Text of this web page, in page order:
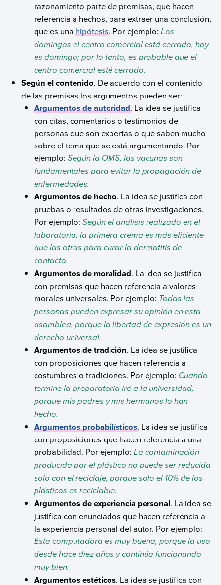
razonamiento parte de premisas, que hacen
referencia a hechos, para extraer una conclusión,
que es unahipótesis. Por ejemplo: Los
domingos el centro comercial está cerrado, hoy
es domingo; por lo tanto, es probable que el
centro comercial esté cerrado.
Según el contenido. De acuerdo con el contenido
de las premisas los argumentos pueden ser:
Argumentos de autoridad. La idea se justifica
con citas, comentarios o testimonios de
personas que son expertas o que saben mucho
sobre el tema que se está argumentando. Por
ejemplo: Según la OMS, las vacunas son
fundamentales para evitar la propagación de
enfermedades.
Argumentos de hecho. La idea se justifica con
pruebas o resultados de otras investigaciones.
Por ejemplo: Según el análisis realizado en el
laboratorio, la primera crema es más eficiente
que las otras para curar la dermatitis de
contacto.
Argumentos de moralidad. La idea se justifica
con premisas que hacen referencia a valores
morales universales. Por ejemplo: Todas las
personas pueden expresar su opinión en esta
asamblea, porque la libertad de expresión es un
derecho universal.
Argumentos de tradición. La idea se justifica
con proposiciones que hacen referencia a
costumbres o tradiciones. Por ejemplo: Cuando
termine la preparatoria iré a la universidad,
porque mis padres y mis hermanos lo han
hecho.
Argumentos probabilísticos. La idea se justifica
con proposiciones que hacen referencia a una
probabilidad. Por ejemplo: La contaminación
producida por el plástico no puede ser reducida
solo con el reciclaje, porque solo el 10% de los
plásticos es reciclable.
Argumentos de experiencia personal. La idea se
justifica con enunciados que hacen referencia a
la experiencia personal del autor. Por ejemplo:
Esta computadora es muy buena, porque la uso
desde hace diez años y continúa funcionando
muy bien.
Argumentos estéticos. La idea se justifica con